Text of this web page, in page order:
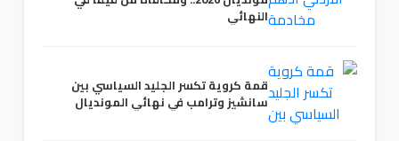
النهائي
قمة كروية تكسر الجليد السياسي بين
سانشيز وترامب في نهائي المونديال